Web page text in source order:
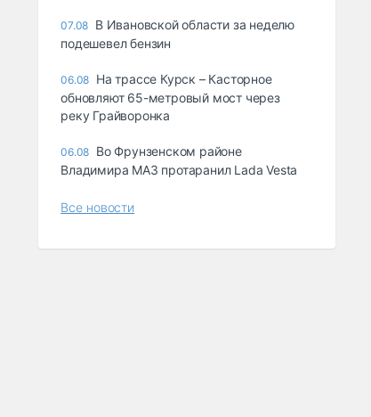
07.08 В Ивановской области за неделю
подешевел бензин
06.08 На трассе Курск – Касторное
обновляют 65-метровый мост через
реку Грайворонка
06.08 Во Фрунзенском районе
Владимира МАЗ протаранил Lada Vesta
Все новости